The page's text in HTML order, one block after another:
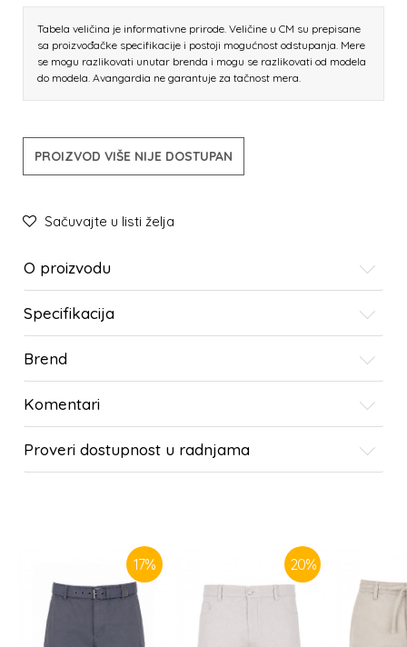
Tabela veličina je informativne prirode. Veličine u CM su prepisane
sa proizvođačke specifikacije i postoji mogućnost odstupanja. Mere
se mogu razlikovati unutar brenda i mogu se razlikovati od modela
do modela. Avangardia ne garantuje za tačnost mera.
PROIZVOD VIŠE NIJE DOSTUPAN
Sačuvajte u listi želja
O proizvodu
Specifikacija
Brend
Komentari
Proveri dostupnost u radnjama
17% 20%